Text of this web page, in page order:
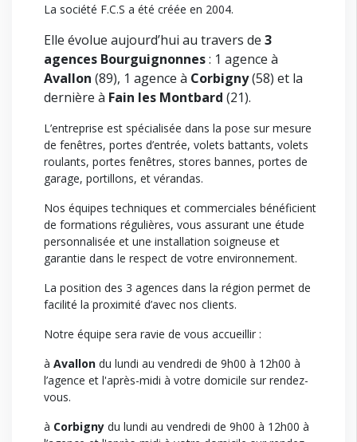
La société F.C.S a été créée en 2004.
Elle évolue aujourd’hui au travers de 3
agences Bourguignonnes: 1 agence à
Avallon (89), 1 agence à Corbigny(58) et la
dernière à Fain les Montbard (21).
L’entreprise est spécialisée dans la pose sur mesure
de fenêtres, portes d’entrée, volets battants, volets
roulants, portes fenêtres, stores bannes, portes de
garage, portillons, et vérandas.
Nos équipes techniques et commerciales bénéficient
de formations régulières, vous assurant une étude
personnalisée et une installation soigneuse et
garantie dans le respect de votre environnement.
La position des 3 agences dans la région permet de
facilité la proximité d’avec nos clients.
Notre équipe sera ravie de vous accueillir :
à Avallon du lundi au vendredi de 9h00 à 12h00 à
l’agence et l'après-midi à votre domicile sur rendez-
vous.
à Corbigny du lundi au vendredi de 9h00 à 12h00 à